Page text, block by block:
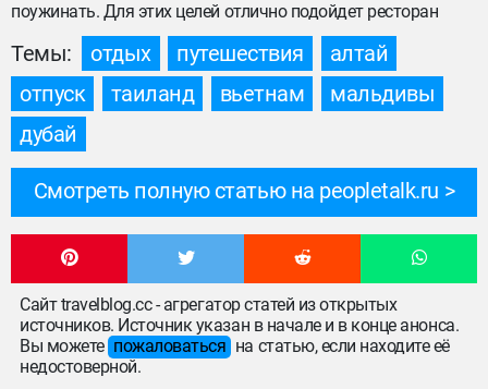
поужинать. Для этих целей отлично подойдет ресторан
Темы: отдых путешествия
алтай
отпуск
таиланд вьетнам
мальдивы
дубай
Смотреть полную статью на peopletalk.ru
Сайт travelblog.cc - агрегатор статей из открытых
источников. Источник указан в начале и в конце анонса.
Вы можете пожаловаться на статью, если находите её
недостоверной.